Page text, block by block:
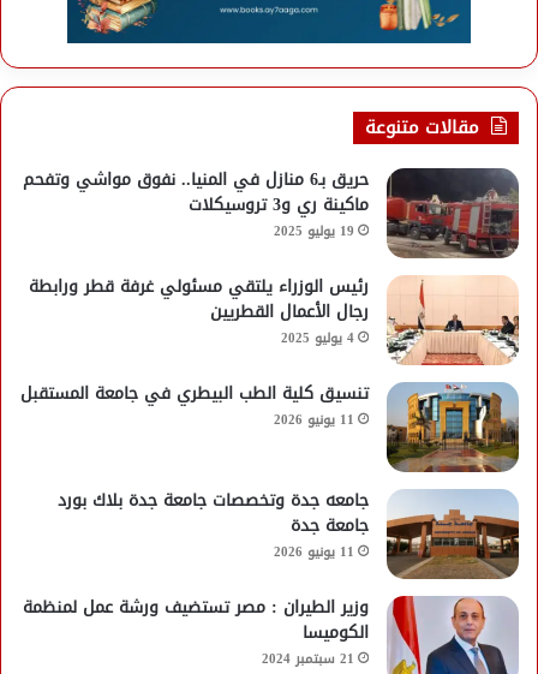
مقالات متنوعة
حريق بـ6 منازل في المنيا.. نفوق مواشي وتفحم
ماكينة ري و3 تروسيكلات
19 يوليو 2025
رئيس الوزراء يلتقي مسئولي غرفة قطر ورابطة
رجال الأعمال القطريين
4 يوليو 2025
تنسيق كلية الطب البيطري في جامعة المستقبل
11 يونيو 2026
جامعه جدة وتخصصات جامعة جدة بلاك بورد
جامعة جدة
11 يونيو 2026
وزير الطيران : مصر تستضيف ورشة عمل لمنظمة
الكوميسا
21 سبتمبر 2024